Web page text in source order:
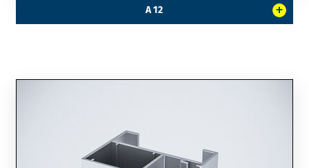
+
A 12